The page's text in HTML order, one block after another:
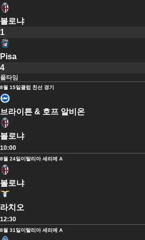
볼로냐
1
Pisa
4
풀타임
8월 15일클럽 친선 경기
브라이튼 & 호프 알비온
볼로냐
10:00
8월 24일이탈리아 세리에 A
볼로냐
라치오
12:30
8월 31일이탈리아 세리에 A